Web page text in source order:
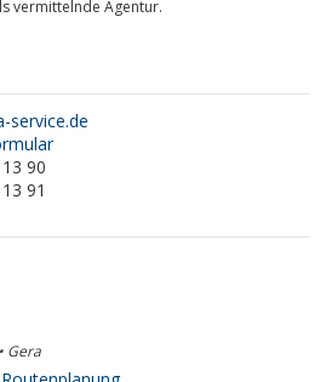
vermittelnde Agentur.
service.de
90
91
Gera